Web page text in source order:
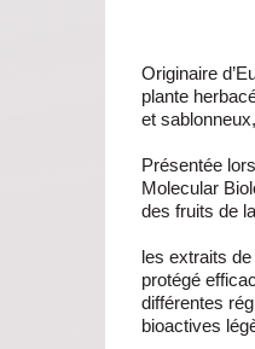
Originaire
plante
et
Présentée
Molecular
des fruits de
les extraits
protégé
différentes
bioactives